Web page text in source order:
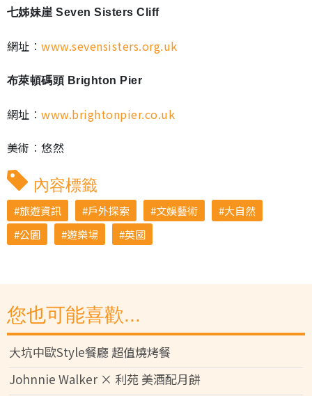
七姊妹崖 Seven Sisters Cliff
網址︰www.sevensisters.org.uk
布萊頓碼頭 Brighton Pier
網址︰www.brightonpier.co.uk
美術︰悠然
內容標籤
旅遊資訊 戶外探索 文娛藝術
大自然
公園
遊樂場 英國
您也可能喜歡...
大坑中歐Style餐廳 超值燒烤餐
Johnnie Walker × 利苑 美酒配月餅